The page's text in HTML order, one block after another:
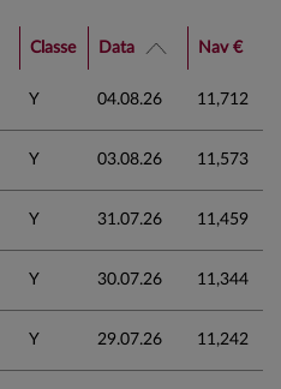
Classe Data Nav €
Y 04.08.26 11,712
Y 03.08.26 11,573
Y 31.07.26 11,459
Y 30.07.26 11,344
Y 29.07.26 11,242